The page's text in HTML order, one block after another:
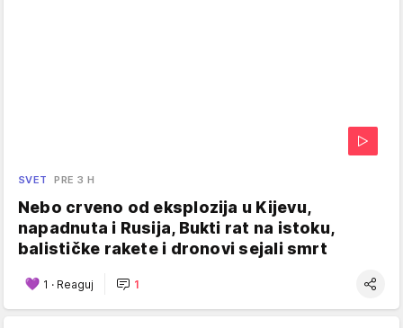
SVET PRE 3 H
Nebo crveno od eksplozija u Kijevu,
napadnuta i Rusija, Bukti rat na istoku,
balističke rakete i dronovi sejali smrt
1 · Reaguj 1